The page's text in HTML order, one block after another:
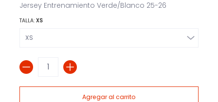
Jersey Entrenamiento Verde/Blanco 25-26
TALLA: XS
Cantidad
Agregar al carrito